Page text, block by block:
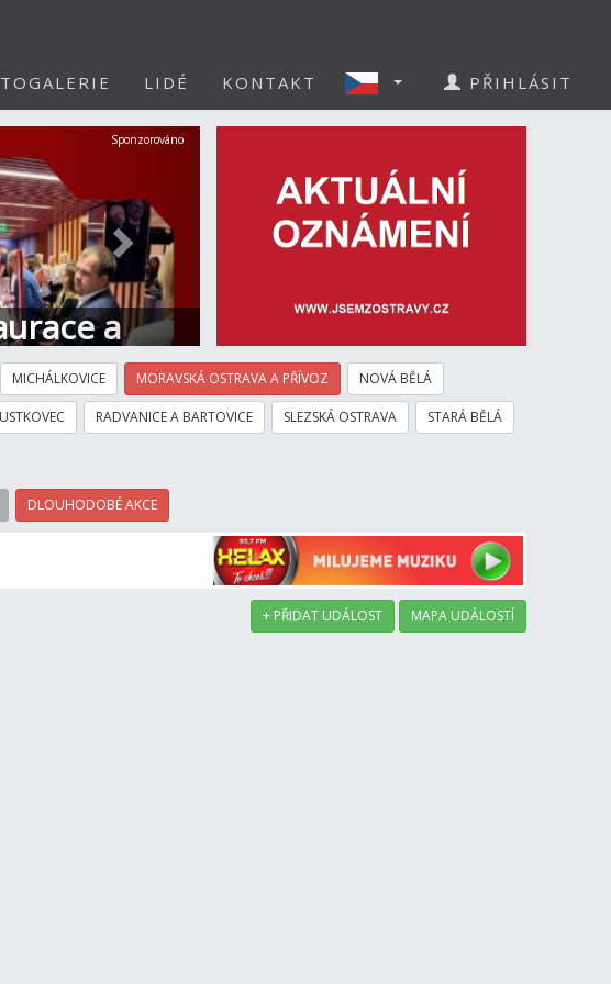
LIDÉ KONTAKT PŘIHLÁSIT
a
Další
Sponzorováno
MICHÁLKOVICE MORAVSKÁ OSTRAVA A PŘÍVOZ NOVÁ BĚLÁ
RADVANICE A BARTOVICE SLEZSKÁ OSTRAVA STARÁ BĚLÁ
DLOUHODOBÉ AKCE
+ PŘIDAT UDÁLOST MAPA UDÁLOSTÍ